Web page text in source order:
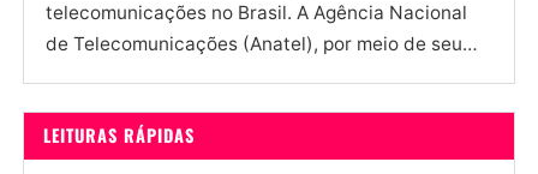
telecomunicações no Brasil. A Agência Nacional
de Telecomunicações (Anatel), por meio de seu
irregularidades em uma...
LEITURAS RÁPIDAS